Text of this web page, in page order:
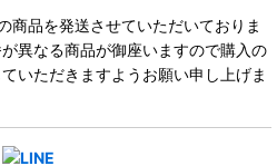
商品を発送させていただいておりま
異なる商品が御座いますので購入の
いただきますようお願い申し上げま